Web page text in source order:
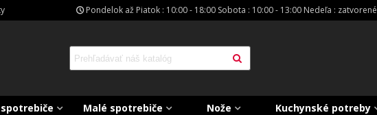
Pondelok až Piatok : 10:00 - 18:00 Sobota : 10:00 - 13:00 Nedeľa : zatvorené
Malé spotrebiče Nože Kuchynské potreby